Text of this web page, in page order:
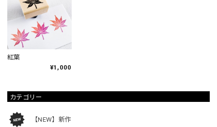
カテゴリー
【NEW】新作
紅葉
¥1,000